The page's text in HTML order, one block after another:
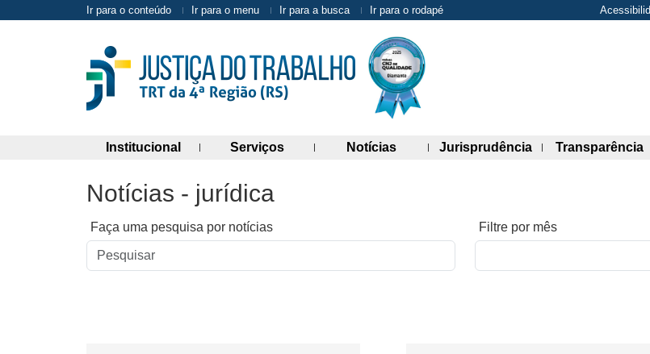
Ir para o conteúdo Ir para o menu Ir para a busca Ir para o rodapé
Institucional(abre painel de links)
Serviços(abre painel de links)
Notícias(abre painel de links)
Jurisprudência(abre painel de
Transparência
Notícias - jurídica
Faça uma pesquisa por notícias Filtre por mês